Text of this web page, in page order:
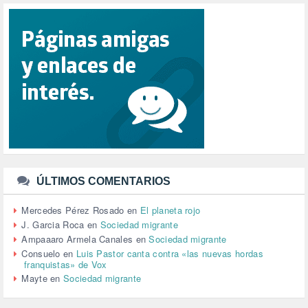
RACISMO (1)
RELIGIÓN (114)
REPUBLICA (1)
SALUD (108)
SENSIBILIZACIÓN (576)
SINDICATOS (12)
TTIP (6)
URBANISMO (1)
URBANIZACIÓN (1)
VEJEZ (1)
VENEZUELA (3)
VENEZULA (1)
VIAJES (1)
VIOLENCIA (2)
VIOLENCIA DE GÉNERO (223)
VIVIENDA (9)
ÚLTIMOS COMENTARIOS
Mercedes Pérez Rosado en El planeta rojo
J. Garcia Roca en Sociedad migrante
Ampaaaro Armela Canales enSociedad migrante
Consuelo en Luis Pastor canta contra «las nuevas hordas
franquistas» de Vox
MayteenSociedad migrante